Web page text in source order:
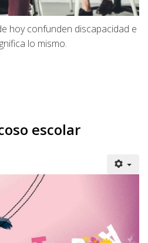
hoy confunden discapacidad e
lo mismo.
escolar